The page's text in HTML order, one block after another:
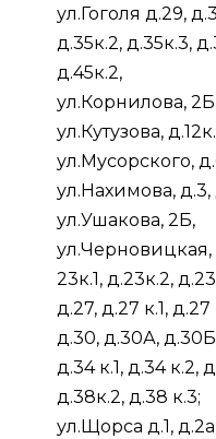
ул.Гоголя д.29,
д.35к.2, д.35к.3,
д.45к.2,
ул.Корнилова,
ул.Кутузова,
ул.Мусорского,
ул.Нахимова, д.3,
ул.Ушакова, 2Б,
ул.Черновицкая,
23к.1, д.23к.2,
д.27, д.27 к.1,
д.30, д.30А,
д.34 к.1, д.34 к.2,
д.38к.2, д.38 к.3;
ул.Щорса д.1,